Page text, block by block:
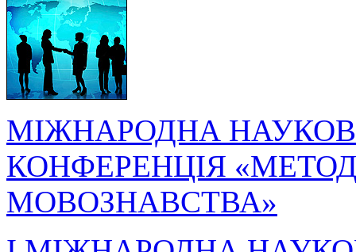
МІЖНАРОДНА
КОНФЕРЕНЦІЯ
МОВОЗНАВСТВА»